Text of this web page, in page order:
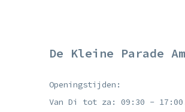
De Kleine Parade
Openingstijden:
Van Di tot za: 09:30 -